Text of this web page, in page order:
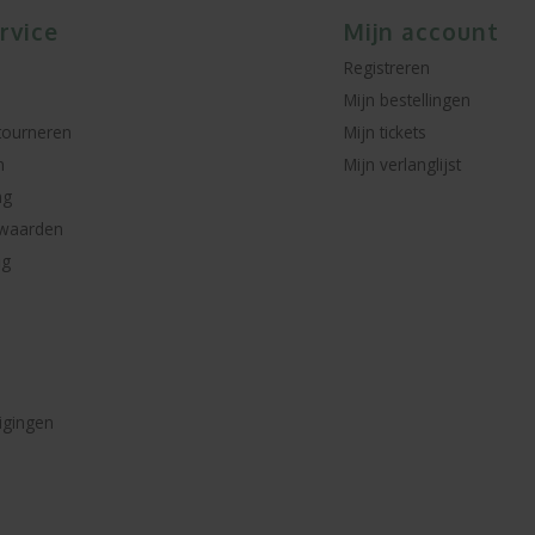
Mijn account
Registreren
Mijn bestellingen
Mijn tickets
Mijn verlanglijst